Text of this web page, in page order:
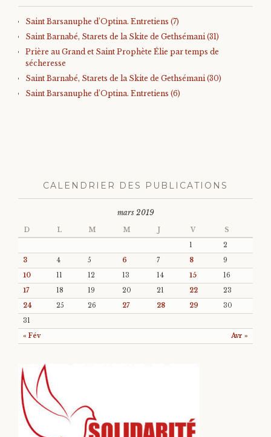
Saint Barsanuphe d’Optina. Entretiens (7)
Saint Barnabé, Starets de la Skite de Gethsémani (31)
Prière au Grand et Saint Prophète Élie par temps de
sécheresse
Saint Barnabé, Starets de la Skite de Gethsémani (30)
Saint Barsanuphe d’Optina. Entretiens (6)
CALENDRIER DES PUBLICATIONS
mars 2019
D L M M J V S
« Fév Avr »
1
2
3
4 5 6 7 8
9
10
11 12 13 14 15
16
17
18 19 20 21 22
23
24
25 26 27 28 29
30
31